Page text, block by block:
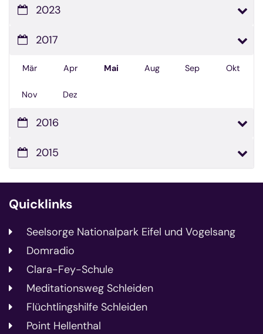
2023
2017
Mär Apr Mai Aug Sep Okt
Nov Dez
2016
2015
Quicklinks
Seelsorge Nationalpark Eifel und Vogelsang
Domradio
Clara-Fey-Schule
Meditationsweg Schleiden
Flüchtlingshilfe Schleiden
Point Hellenthal